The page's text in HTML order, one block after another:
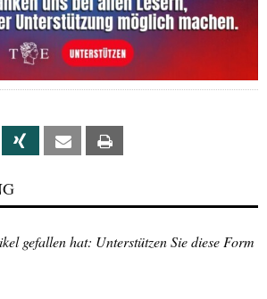
Linkedin Xing Email
gefallen hat: Unterstützen Sie diese Form